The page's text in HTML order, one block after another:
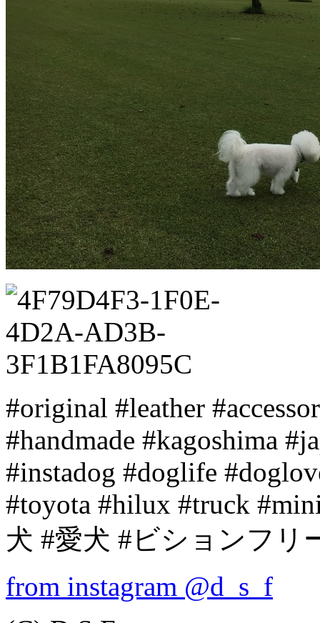
#original #leather
#handmade #kagoshima
#instadog #doglife
#toyota #hilux #truck
犬 #愛犬 #ビションフリ
from instagram @d_s_f